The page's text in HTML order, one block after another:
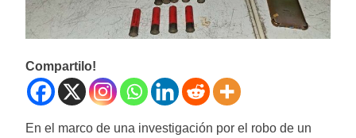
Compartilo!
En el marco de una investigación por el robo de un